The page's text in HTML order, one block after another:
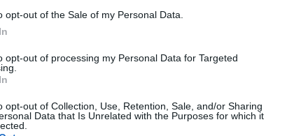
opt-out of the Sale of my Personal Data.
opt-out of processing my Personal Data for Targeted
opt-out of Collection, Use, Retention, Sale, and/or Sharing
Data that Is Unrelated with the Purposes for which it
kapcsolatok is arról szólnának, hogy nem
másik nem tud teljesíteni, és nem hánynánk ezt a
utcára, ha felelősségteljesebben bánnánk az
az életüket. Ezért kell megtanítani
plüss, amit simogathatnak, amíg kedvük tartja.